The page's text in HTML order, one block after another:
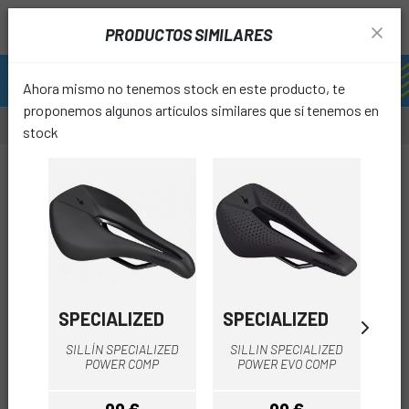
PRODUCTOS SIMILARES
Ahora mismo no tenemos stock en este producto, te
proponemos algunos artículos similares que sí tenemos en
stock
SPECIALIZED
SILLÍN SPECIALIZED
POWER COMP
SPECIALIZED
SILLIN SPECIALIZED
POWER EVO COMP